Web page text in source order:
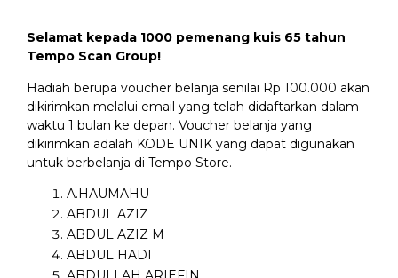
Selamat kepada 1000 pemenang kuis 65 tahun
Tempo Scan Group!
Hadiah berupa voucher belanja senilai Rp 100.000 akan
dikirimkan melalui email yang telah didaftarkan dalam
waktu 1 bulan ke depan. Voucher belanja yang
dikirimkan adalah KODE UNIK yang dapat digunakan
untuk berbelanja di Tempo Store.
A.HAUMAHU
ABDUL AZIZ
ABDUL AZIZ M
ABDUL HADI